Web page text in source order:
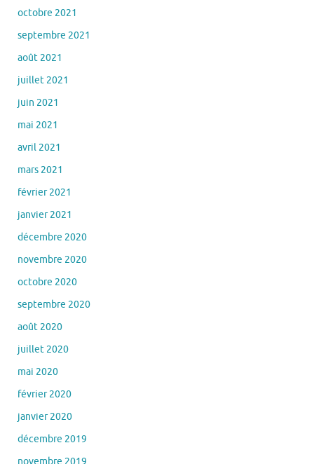
octobre 2021
septembre 2021
août 2021
juillet 2021
juin 2021
mai 2021
avril 2021
mars 2021
février 2021
janvier 2021
décembre 2020
novembre 2020
octobre 2020
septembre 2020
août 2020
juillet 2020
mai 2020
février 2020
janvier 2020
décembre 2019